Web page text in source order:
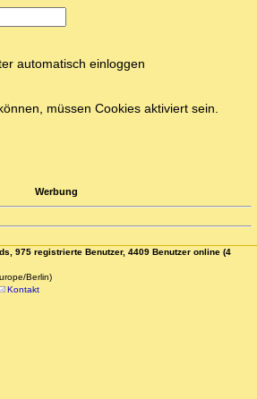
automatisch einloggen
müssen Cookies aktiviert sein.
Werbung
975 registrierte Benutzer, 4409 Benutzer online (4
Berlin)
Kontakt